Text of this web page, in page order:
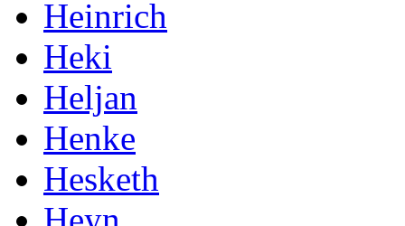
Heinrich
Heki
Heljan
Henke
Hesketh